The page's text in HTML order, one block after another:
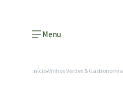
Menu
InícioVinhos Verdes & Gastronomia